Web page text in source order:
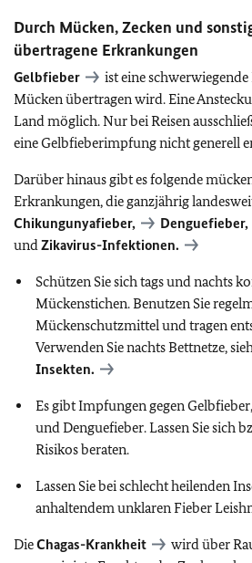
Durch Mücken, Zecken und
übertragene Erkrankungen
Gelbfieber
ist eine
Mücken übertragen wird. Eine
Land möglich. Nur bei Reisen
eine Gelbfieberimpfung nicht generell
Darüber hinaus gibt es folgende
Erkrankungen, die ganzjährig
Chikungunyafieber,
Denguefieber,
undZikavirus-Infektionen.
Schützen Sie sich tags und nachts
Mückenstichen. Benutzen Sie
Mückenschutzmittel und tragen
Verwenden Sie nachts Bettnetze,
Insekten.
Es gibt Impfungen gegen
und Denguefieber. Lassen Sie sich
Risikos beraten.
Lassen Sie bei schlecht heilenden
anhaltendem unklaren Fieber
DieChagas-Krankheit
wird über